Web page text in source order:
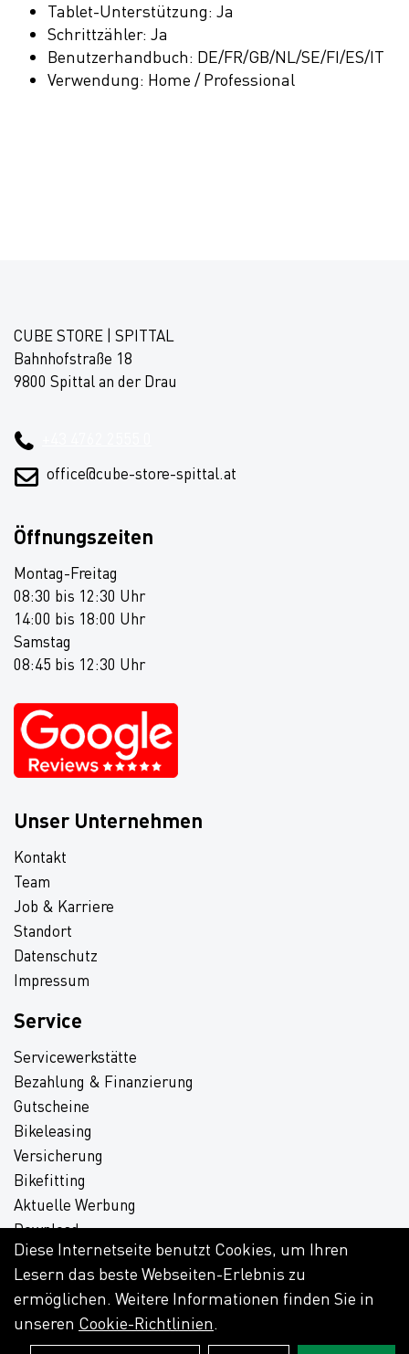
Tablet-Unterstützung: Ja
Schrittzähler: Ja
Benutzerhandbuch: DE/FR/GB/NL/SE/FI/ES/IT
Verwendung: Home / Professional
CUBE STORE | SPITTAL
Bahnhofstraße 18
9800 Spittal an der Drau
office@cube-store-spittal.at
Öffnungszeiten
Montag-Freitag
08:30 bis 12:30 Uhr
14:00 bis 18:00 Uhr
Samstag
08:45 bis 12:30 Uhr
Unser Unternehmen
Kontakt
Team
Job & Karriere
Standort
Datenschutz
Impressum
Service
Servicewerkstätte
Bezahlung & Finanzierung
Gutscheine
Bikeleasing
Versicherung
Bikefitting
Aktuelle Werbung
Download
Diese Internetseite benutzt Cookies, um Ihren
Lesern das beste Webseiten-Erlebnis zu
ermöglichen. Weitere Informationen finden Sie in
unseren Cookie-Richtlinien.